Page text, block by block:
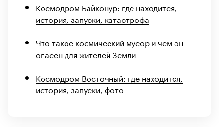
Космодром Байконур: где находится,
история, запуски, катастрофа
Что такое космический мусор и чем он
опасен для жителей Земли
Космодром Восточный: где находится,
история, запуски, фото